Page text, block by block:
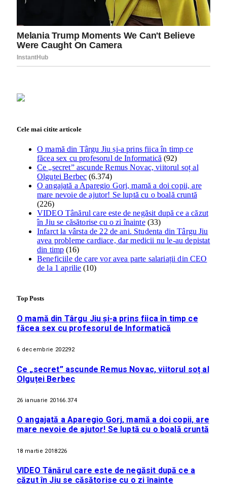
Cele mai citite articole
O mamă din Târgu Jiu și-a prins fiica în timp ce
făcea sex cu profesorul de Informatică (92)
Ce „secret” ascunde Remus Novac, viitorul soț al
Olguței Berbec (6.374)
O angajată a Aparegio Gorj, mamă a doi copii, are
mare nevoie de ajutor! Se luptă cu o boală cruntă
(226)
VIDEO Tânărul care este de negăsit după ce a căzut
în Jiu se căsătorise cu o zi înainte (33)
Infarct la vârsta de 22 de ani. Studenta din Târgu Jiu
avea probleme cardiace, dar medicii nu le-au depistat
din timp (16)
Beneficiile de care vor avea parte salariații din CEO
de la 1 aprilie (10)
Top Posts
O mamă din Târgu Jiu și-a prins fiica în timp ce
făcea sex cu profesorul de Informatică
6 decembrie 202292
Ce „secret” ascunde Remus Novac, viitorul soț al
Olguței Berbec
26 ianuarie 20166.374
O angajată a Aparegio Gorj, mamă a doi copii, are
mare nevoie de ajutor! Se luptă cu o boală cruntă
18 martie 2018226
VIDEO Tânărul care este de negăsit după ce a
căzut în Jiu se căsătorise cu o zi înainte